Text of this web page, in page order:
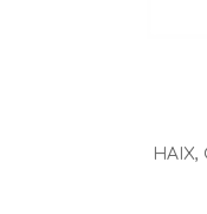
HAIX,